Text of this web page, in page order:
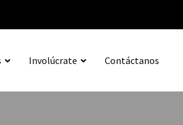
Involúcrate Contáctanos